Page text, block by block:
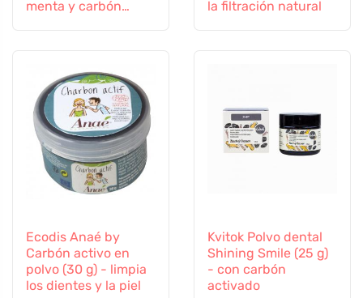
menta y carbón
la filtración natural
Ecodis Anaé by
Carbón activo en
polvo (30 g) - limpia
los dientes y la piel
Kvitok Polvo dental
Shining Smile (25 g)
- con carbón
activado